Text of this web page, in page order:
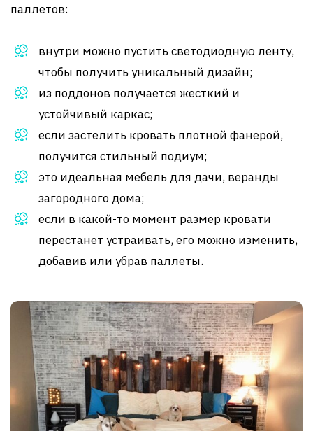
паллетов:
внутри можно пустить светодиодную ленту,
чтобы получить уникальный дизайн;
из поддонов получается жесткий и
устойчивый каркас;
если застелить кровать плотной фанерой,
получится стильный подиум;
это идеальная мебель для дачи, веранды
загородного дома;
если в какой-то момент размер кровати
перестанет устраивать, его можно изменить,
добавив или убрав паллеты.